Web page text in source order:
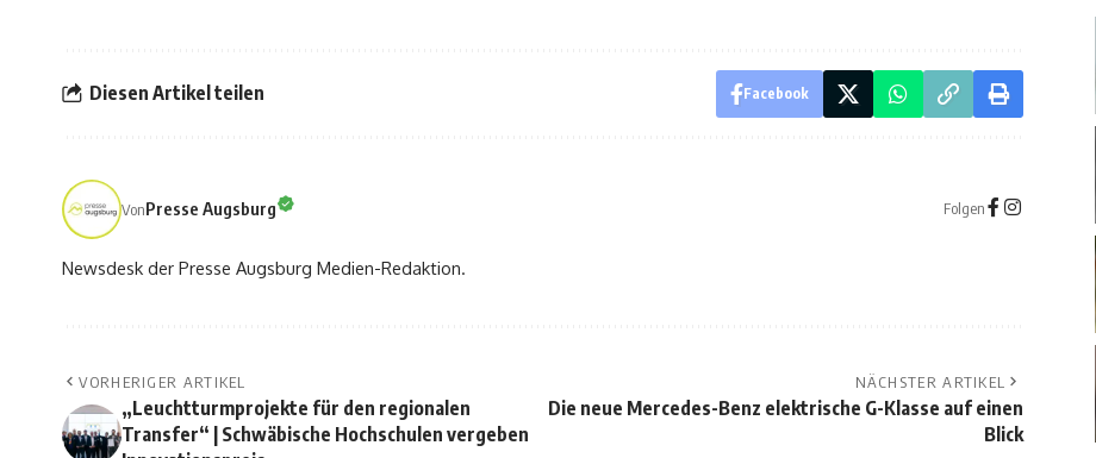
Diesen Artikel teilen Facebook
VonPresse Augsburg Folgen
Newsdesk der Presse Augsburg Medien-Redaktion.
VORHERIGER ARTIKEL
„Leuchtturmprojekte für den regionalen
Transfer“ | Schwäbische Hochschulen vergeben
NÄCHSTER ARTIKEL
Die neue Mercedes-Benz elektrische G-Klasse auf einen
Blick